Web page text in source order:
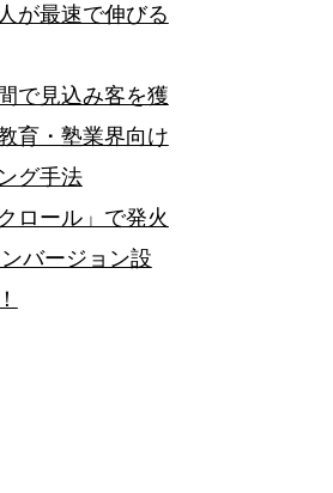
が最速で伸びる
で見込み客を獲
育・塾業界向け
グ手法
ロール」で発火
バージョン設